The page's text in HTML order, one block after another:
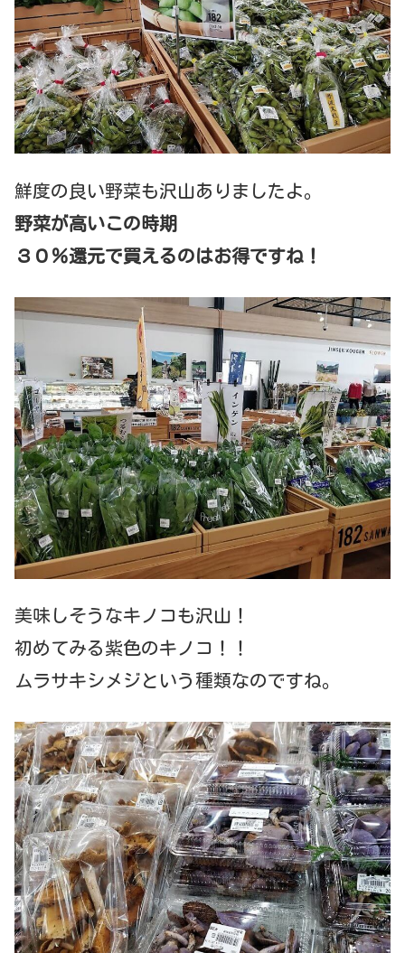
鮮度の良い野菜も沢山ありましたよ。
野菜が高いこの時期
３０％還元で買えるのはお得ですね！
美味しそうなキノコも沢山！
初めてみる紫色のキノコ！！
ムラサキシメジという種類なのですね。